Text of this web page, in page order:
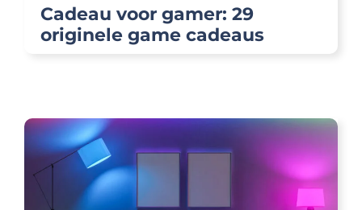
Cadeau voor gamer: 29
originele game cadeaus